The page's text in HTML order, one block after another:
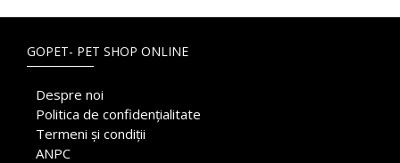
GOPET- PET SHOP ONLINE
Despre noi
Politica de confidențialitate
Termeni și condiții
ANPC